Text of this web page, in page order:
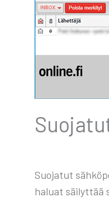
Suo­ja­tut
haluat säi­lyt­tää